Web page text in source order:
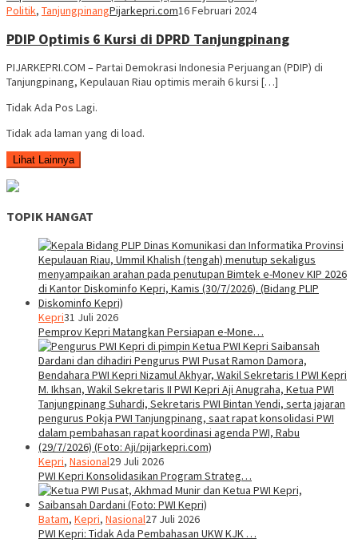
Politik, TanjungpinangPijarkepri.com16 Februari 2024
PDIP Optimis 6 Kursi di DPRD Tanjungpinang
PIJARKEPRI.COM – Partai Demokrasi Indonesia Perjuangan (PDIP) di
Tanjungpinang, Kepulauan Riau optimis meraih 6 kursi […]
Tidak Ada Pos Lagi.
Tidak ada laman yang di load.
Lihat Lainnya
TOPIK HANGAT
Kepri31 Juli 2026
Pemprov Kepri Matangkan Persiapan e-Mone…
Kepri, Nasional29 Juli 2026
PWI Kepri Konsolidasikan Program Strateg…
Batam, Kepri, Nasional27 Juli 2026
PWI Kepri: Tidak Ada Pembahasan UKW KJK …